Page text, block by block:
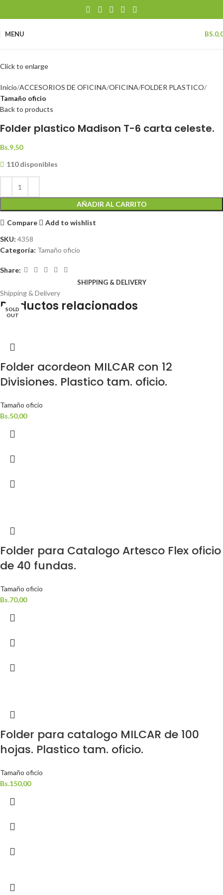
MENU BS.
Click to enlarge
Inicio ACCESORIOS DE OFICINA OFICINA FOLDER PLASTICO
Tamaño oficio
Back to products
Folder plastico Madison T-6 carta celeste.
Bs.9,50
110 disponibles
AÑADIR AL CARRITO
Compare
Add to wishlist
SKU: 4358
Categoría: Tamaño oficio
Share:
SHIPPING & DELIVERY
Shipping & Delivery
Productos relacionados
SOLD
OUT
Folder acordeon MILCAR con 12
Divisiones. Plastico tam. oficio.
Tamaño oficio
Bs.50,00
SOLD
OUT
Folder para Catalogo Artesco Flex oficio
de 40 fundas.
Tamaño oficio
Bs.70,00
Folder para catalogo MILCAR de 100
hojas. Plastico tam. oficio.
Tamaño oficio
Bs.150,00
SOLD
OUT